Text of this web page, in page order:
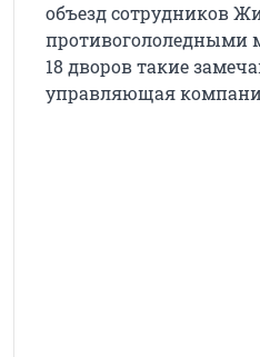
объезд сотрудников
противогололедными
18 дворов такие
управляющая